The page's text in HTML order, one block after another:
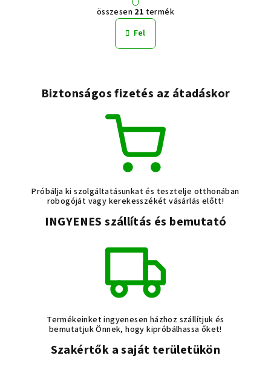
i
s
r
á
y
t
e
e
e
p
o
á
s
összesen 21 termék
Fel
Biztonságos fizetés az átadáskor
Próbálja ki szolgáltatásunkat és tesztelje otthonában
robogóját vagy kerekesszékét vásárlás előtt!
INGYENES szállítás és bemutató
Termékeinket ingyenesen házhoz szállítjuk és
bemutatjuk Önnek, hogy kipróbálhassa őket!
Szakértők a saját területükön